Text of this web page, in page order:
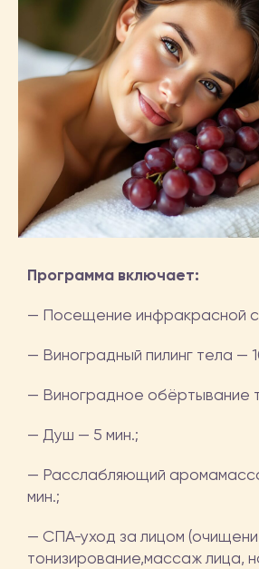
Программа включает:
— Посещение инфракрасной
— Виноградный пилинг тела —
— Виноградное обёртывание
— Душ — 5 мин.;
— Расслабляющий
мин.;
— СПА-уход за лицом
тонизирование,массаж лица,